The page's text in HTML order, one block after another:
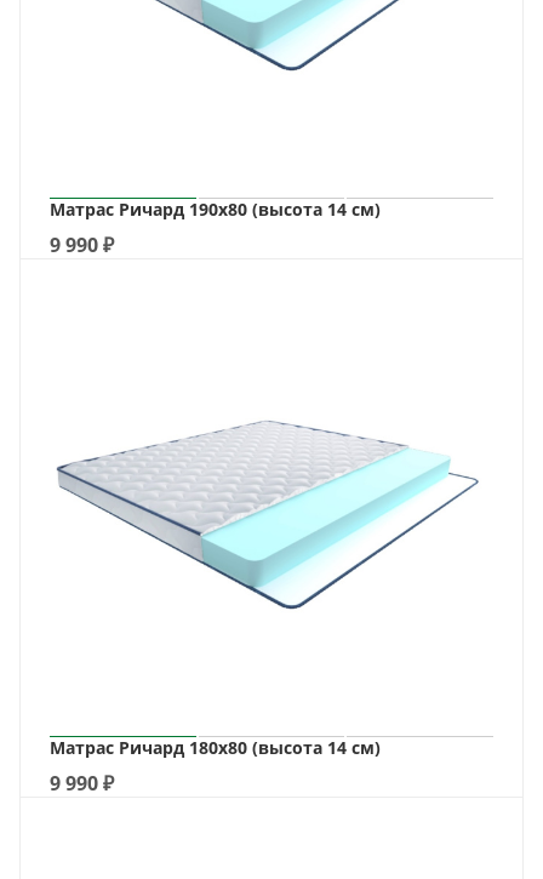
Матрас Ричард 190х80 (высота 14 см)
9 990₽
Матрас Ричард 180х80 (высота 14 см)
9 990₽